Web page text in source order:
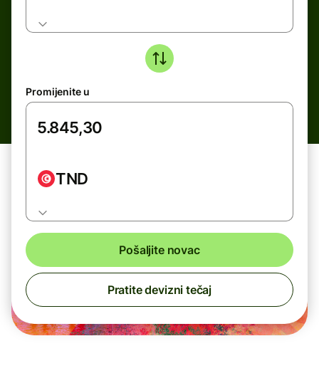
Promijenite u
TND
Pošaljite novac
Pratite devizni tečaj